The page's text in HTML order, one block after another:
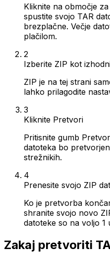
Kliknite na območje
spustite svojo TAR
brezplačne. Večje
plačilom.
2
Izberite ZIP kot
ZIP je na tej strani
lahko prilagodite
3
Kliknite Pretvori
Pritisnite gumb
datoteka bo
strežnikih.
4
Prenesite svojo ZIP
Ko je pretvorba
shranite svojo novo
datoteke so na voljo 1
Zakaj pretvoriti